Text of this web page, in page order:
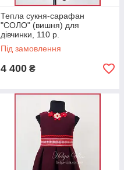
Тепла сукня-сарафан
"СОЛО" (вишня) для
дівчинки, 110 р.
Під замовлення
4 400 ₴